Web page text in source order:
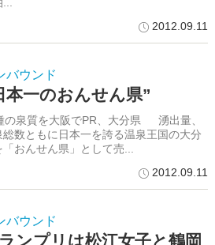
...
2012.09.11
バウンド
本一のおんせん県”
の泉質を大阪でPR、大分県 湧出量、
総数ともに日本一を誇る温泉王国の大分
「おんせん県」として売...
2012.09.11
バウンド
ンプリは松江女子と鶴岡